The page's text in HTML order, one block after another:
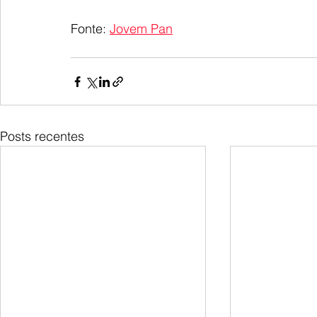
Fonte: Jovem Pan
Posts recentes